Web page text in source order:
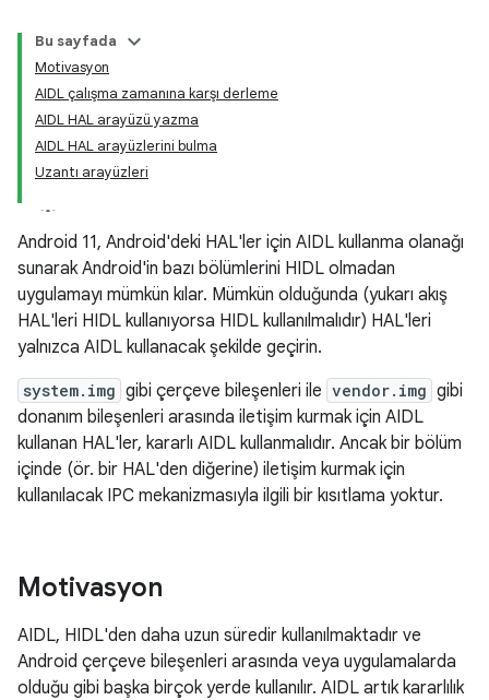
Bu sayfada
Motivasyon
AIDL çalışma zamanına karşı derleme
AIDL HAL arayüzü yazma
AIDL HAL arayüzlerini bulma
Uzantı arayüzleri
Android 11, Android'deki HAL'ler için AIDL kullanma olanağı
sunarak Android'in bazı bölümlerini HIDL olmadan
uygulamayı mümkün kılar. Mümkün olduğunda (yukarı akış
HAL'leri HIDL kullanıyorsa HIDL kullanılmalıdır) HAL'leri
yalnızca AIDL kullanacak şekilde geçirin.
system.img gibi çerçeve bileşenleri ile vendor.img gibi
donanım bileşenleri arasında iletişim kurmak için AIDL
kullanan HAL'ler, kararlı AIDL kullanmalıdır. Ancak bir bölüm
içinde (ör. bir HAL'den diğerine) iletişim kurmak için
kullanılacak IPC mekanizmasıyla ilgili bir kısıtlama yoktur.
Motivasyon
AIDL, HIDL'den daha uzun süredir kullanılmaktadır ve
Android çerçeve bileşenleri arasında veya uygulamalarda
olduğu gibi başka birçok yerde kullanılır. AIDL artık kararlılık